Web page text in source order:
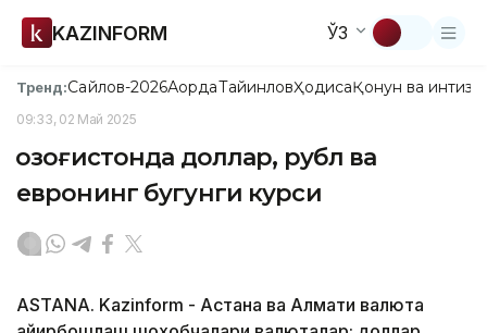
KAZINFORM ЎЗ
Тренд:Сайлов-2026АқордаТайинловҲодисаҚонун ва
09:33, 02 Май 2025
Қозоғистонда доллар, рубл ва
евронинг бугунги курси
ASTANA. Kazinform - Астана ва Алмати валюта